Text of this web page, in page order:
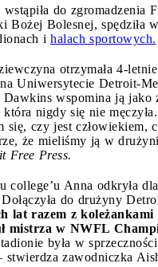
do zgromadzenia
Bożej Bolesnej, spędziła
i halach sportowych.
otrzymała 4-
Uniwersytecie Detroit-
wspomina ją jako
nigdy się nie
się, czy jest człowiekiem,
że mieliśmy ją w
Free Press.
college’u Anna odkryła
do drużyny
lat razem z
mistrza w NWFL
była w
stwierdza zawodniczka